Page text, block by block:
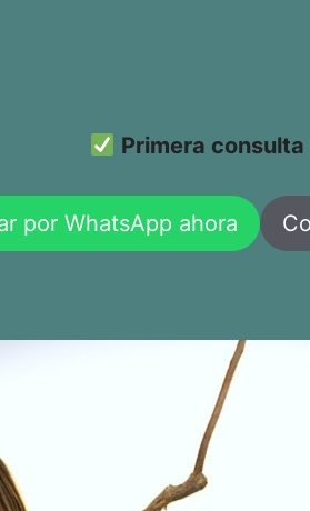
Primera
por WhatsApp ahora